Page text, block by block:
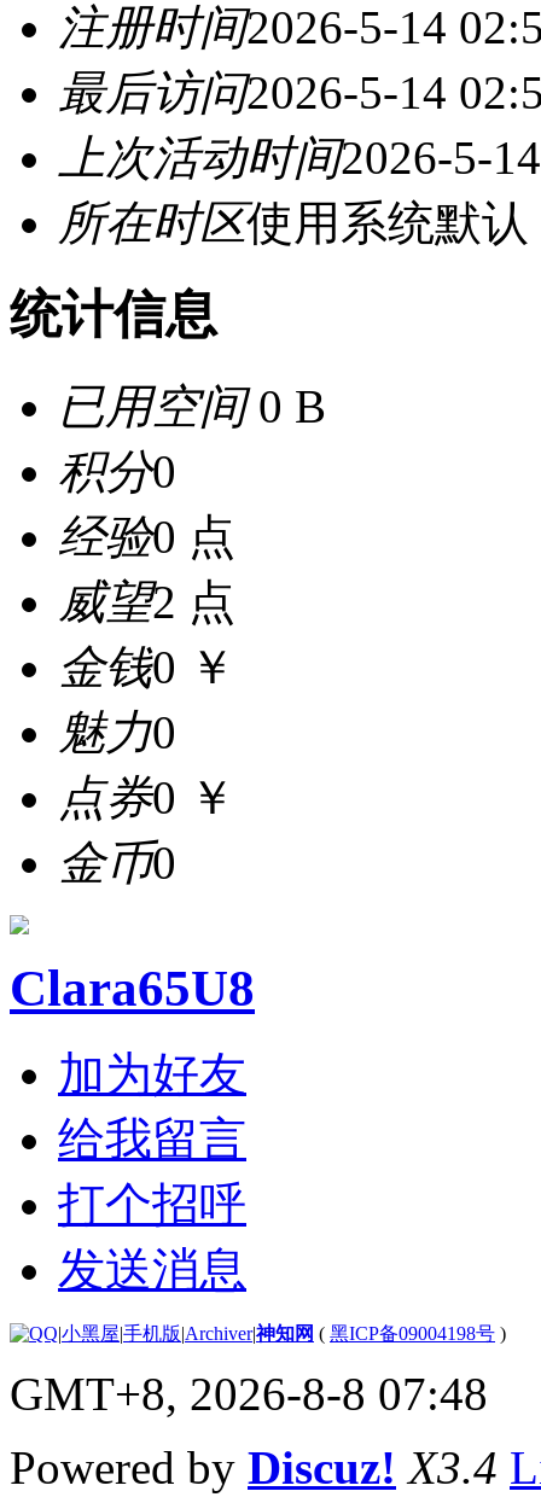
注册时间2026-5-14
最后访问2026-5-14
上次活动时间2026-5-
所在时区使用系统默认
统计信息
已用空间0 B
积分0
经验0 点
威望2 点
金钱0 ￥
魅力0
点券0 ￥
金币0
Clara65U8
加为好友
给我留言
打个招呼
发送消息
|小黑屋|手机版|Archiver|神知网 ( 黑ICP备09004198号 )
GMT+8, 2026-8-8 07:48
Powered by Discuz! X3.4